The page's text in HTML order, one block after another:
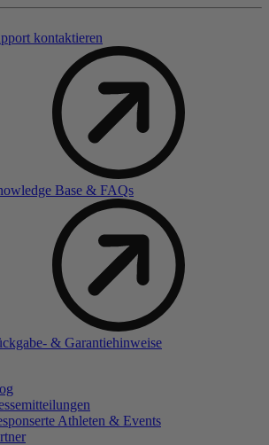
kontaktieren
Base & FAQs
& Garantiehinweise
Athleten & Events